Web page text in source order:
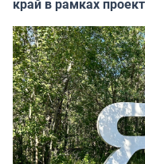
край в рамках